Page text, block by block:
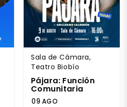
Sala de Cámara,
Teatro Biobío
Pájara: Función
Comunitaria
09 AGO